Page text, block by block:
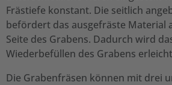
Frästiefe konstant. Die seitlich
befördert das ausgefräste Material
Seite des Grabens. Dadurch wird
Wiederbefüllen des Grabens
Die Grabenfräsen können mit drei